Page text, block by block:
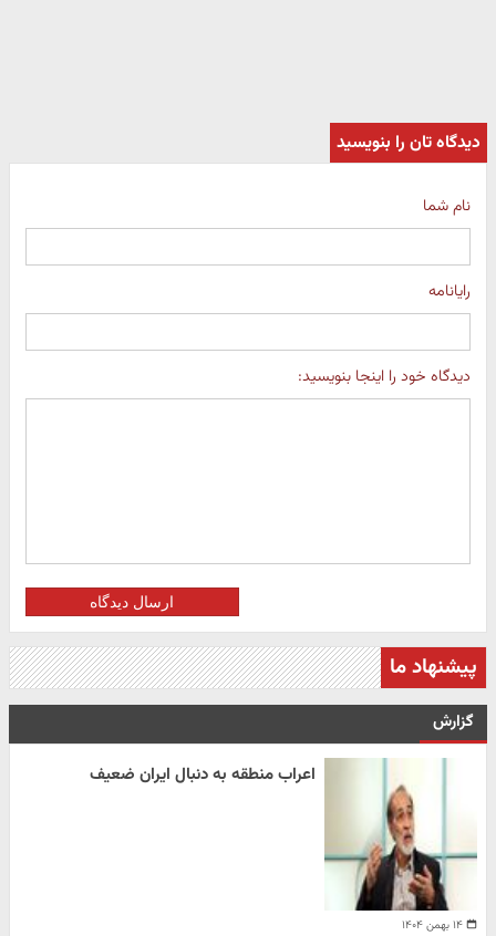
دیدگاه تان را بنویسید
نام شما
رایانامه
دیدگاه خود را اینجا بنویسید:
ارسال دیدگاه
پیشنهاد ما
گزارش
۱۴ بهمن ۱۴۰۴
اعراب منطقه به دنبال ایران ضعیف